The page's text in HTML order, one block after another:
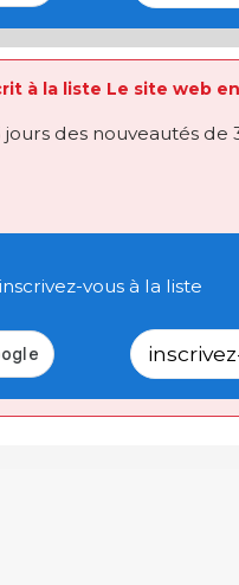
à la liste Le site web
jours des nouveautés de
vous à la liste